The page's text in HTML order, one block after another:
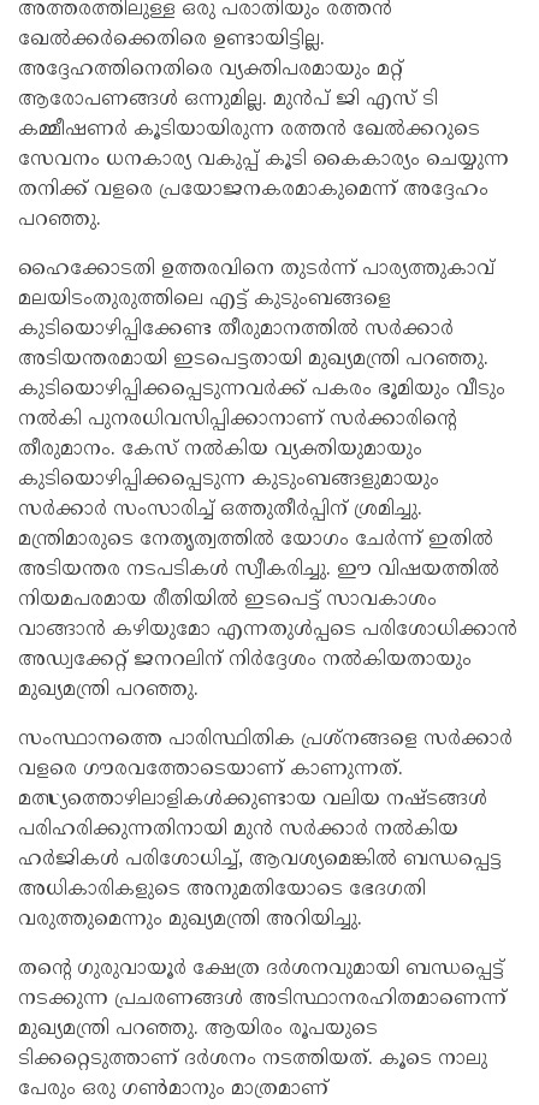
അത്തരത്തിലുള്ള ഒരു പരാതിയും രത്തൻ
ഖേൽക്കർക്കെതിരെ ഉണ്ടായിട്ടില്ല.
അദ്ദേഹത്തിനെതിരെ വ്യക്തിപരമായും മറ്റ്
ആരോപണങ്ങൾ ഒന്നുമില്ല. മുൻപ് ജി എസ് ടി
കമ്മീഷണർ കൂടിയായിരുന്ന രത്തൻ ഖേൽക്കറുടെ
സേവനം ധനകാര്യ വകുപ്പ് കൂടി കൈകാര്യം ചെയ്യുന്ന
തനിക്ക് വളരെ പ്രയോജനകരമാകുമെന്ന് അദ്ദേഹം
പറഞ്ഞു.
ഹൈക്കോടതി ഉത്തരവിനെ തുടർന്ന് പാര്യത്തുകാവ്
മലയിടംതുരുത്തിലെ എട്ട് കുടുംബങ്ങളെ
കുടിയൊഴിപ്പിക്കേണ്ട തീരുമാനത്തിൽ സർക്കാർ
അടിയന്തരമായി ഇടപെട്ടതായി മുഖ്യമന്ത്രി പറഞ്ഞു.
കുടിയൊഴിപ്പിക്കപ്പെടുന്നവർക്ക് പകരം ഭൂമിയും വീടും
നൽകി പുനരധിവസിപ്പിക്കാനാണ് സർക്കാരിന്റെ
തീരുമാനം. കേസ് നൽകിയ വ്യക്തിയുമായും
കുടിയൊഴിപ്പിക്കപ്പെടുന്ന കുടുംബങ്ങളുമായും
സർക്കാർ സംസാരിച്ച് ഒത്തുതീർപ്പിന് ശ്രമിച്ചു.
മന്ത്രിമാരുടെ നേതൃത്വത്തിൽ യോഗം ചേർന്ന് ഇതിൽ
അടിയന്തര നടപടികൾ സ്വീകരിച്ചു. ഈ വിഷയത്തിൽ
നിയമപരമായ രീതിയിൽ ഇടപെട്ട് സാവകാശം
വാങ്ങാൻ കഴിയുമോ എന്നതുൾപ്പടെ പരിശോധിക്കാൻ
അഡ്വക്കേറ്റ് ജനറലിന് നിർദ്ദേശം നൽകിയതായും
മുഖ്യമന്ത്രി പറഞ്ഞു.
സംസ്ഥാനത്തെ പാരിസ്ഥിതിക പ്രശ്നങ്ങളെ സർക്കാർ
വളരെ ഗൗരവത്തോടെയാണ് കാണുന്നത്.
മത്സ്യത്തൊഴിലാളികൾക്കുണ്ടായ വലിയ നഷ്ടങ്ങൾ
പരിഹരിക്കുന്നതിനായി മുൻ സർക്കാർ നൽകിയ
ഹർജികൾ പരിശോധിച്ച്, ആവശ്യമെങ്കിൽ ബന്ധപ്പെട്ട
അധികാരികളുടെ അനുമതിയോടെ ഭേദഗതി
വരുത്തുമെന്നും മുഖ്യമന്ത്രി അറിയിച്ചു.
തന്റെ ഗുരുവായൂർ ക്ഷേത്ര ദർശനവുമായി ബന്ധപ്പെട്ട്
നടക്കുന്ന പ്രചരണങ്ങൾ അടിസ്ഥാനരഹിതമാണെന്ന്
മുഖ്യമന്ത്രി പറഞ്ഞു. ആയിരം രൂപയുടെ
ടിക്കറ്റെടുത്താണ് ദർശനം നടത്തിയത്. കൂടെ നാലു
പേരും ഒരു ഗൺമാനും മാത്രമാണ്